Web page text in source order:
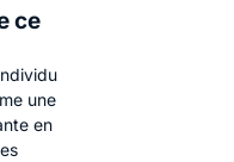
ce
une
en